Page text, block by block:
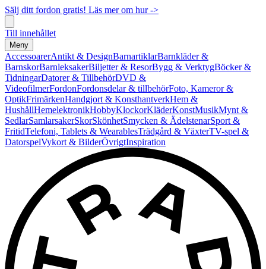
Sälj ditt fordon gratis! Läs mer om hur ->
Till innehållet
Meny
AccessoarerAntikt & DesignBarnartiklarBarnkläder &
BarnskorBarnleksakerBiljetter & ResorBygg & VerktygBöcker &
TidningarDatorer & TillbehörDVD &
VideofilmerFordonFordonsdelar & tillbehörFoto, Kameror &
OptikFrimärkenHandgjort & KonsthantverkHem &
HushållHemelektronikHobbyKlockorKläderKonstMusikMynt &
SedlarSamlarsakerSkorSkönhetSmycken & ÄdelstenarSport &
FritidTelefoni, Tablets & WearablesTrädgård & VäxterTV-spel &
DatorspelVykort & BilderÖvrigtInspiration